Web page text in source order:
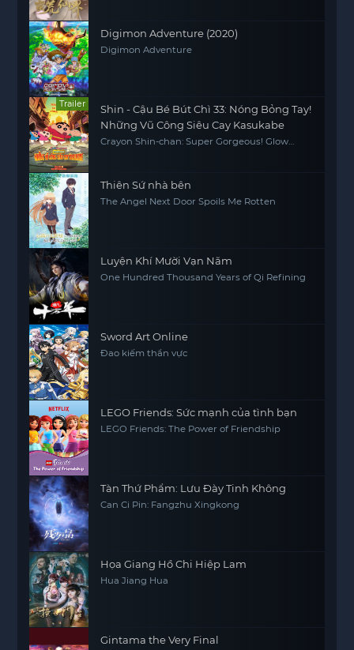
Digimon Adventure (2020)
Digimon Adventure
Trailer
Shin - Cậu Bé Bút Chì 33: Nóng Bỏng Tay!
Những Vũ Công Siêu Cay Kasukabe
Crayon Shin-chan: Super Gorgeous! Glow
Thiên Sứ nhà bên
The Angel Next Door Spoils Me Rotten
Luyện Khí Mười Vạn Năm
One Hundred Thousand Years of Qi Refining
Sword Art Online
Đao kiếm thần vực
LEGO Friends: Sức mạnh của tình bạn
LEGO Friends: The Power of Friendship
Tàn Thứ Phẩm: Lưu Đày Tinh Không
Can Ci Pin: Fangzhu Xingkong
Họa Giang Hồ Chi Hiệp Lam
Hua Jiang Hua
Gintama the Very Final